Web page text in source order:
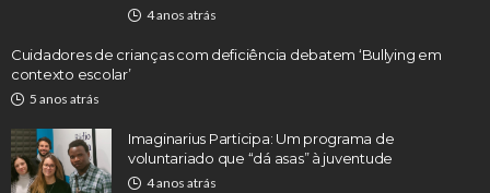
4 anos atrás
Cuidadores de crianças com deficiência debatem ‘Bullying em
contexto escolar’
5 anos atrás
Imaginarius Participa: Um programa de
voluntariado que “dá asas” à juventude
4 anos atrás